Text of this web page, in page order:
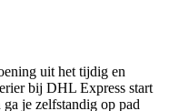
uit het tijdig en
bij DHL Express start
je zelfstandig op pad